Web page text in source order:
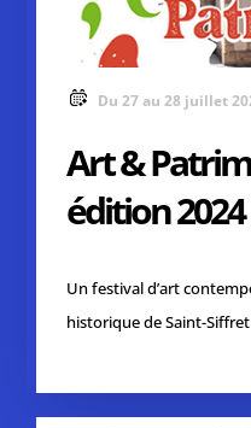
Du 27 au 28 juillet
Art &
édition 2024
Un festival d’art
historique de Saint-